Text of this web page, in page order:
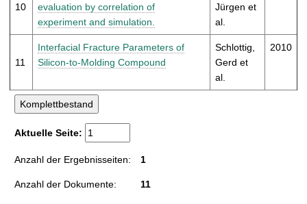
10
evaluation by correlation of
experiment and simulation.
Jürgen et
al.
11
Interfacial Fracture Parameters of
Silicon-to-Molding Compound
Schlottig,
Gerd et
al.
2010
Aktuelle Seite:
Anzahl der Ergebnisseiten: 1
Anzahl der Dokumente: 11